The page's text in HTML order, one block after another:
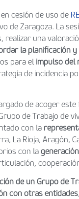
en cesión de uso de
de Zaragoza. La
una
la planificación
para el impulso del
de incidencia
de acoger
de Trabajo de
con la
La Rioja, Aragón,
con la
de un Grupo de
con otras entidades